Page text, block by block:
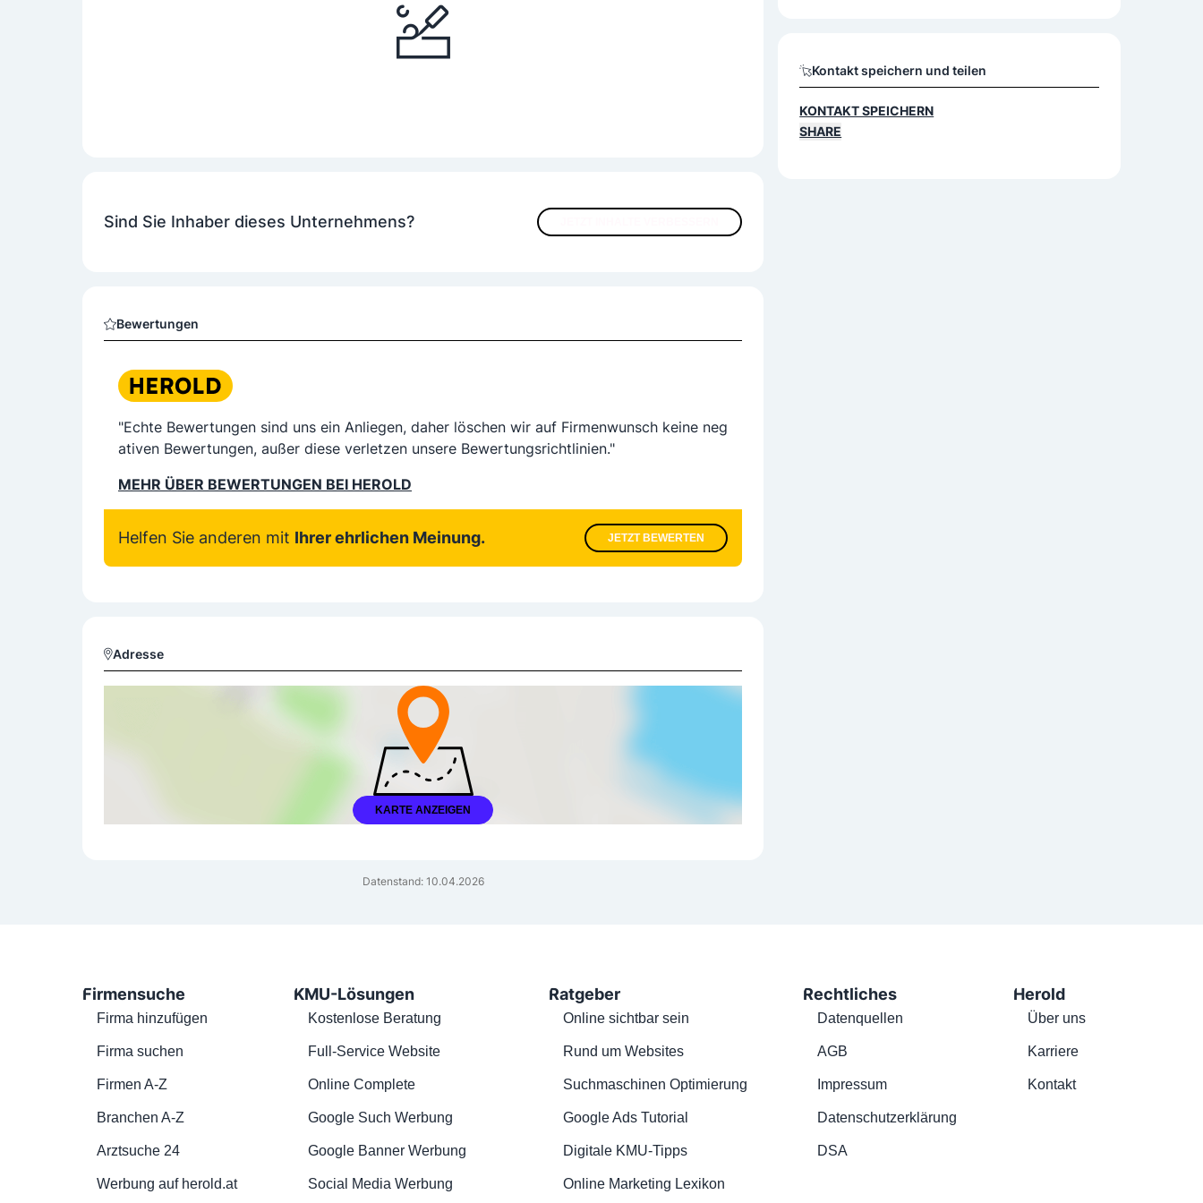
Sind Sie Inhaber dieses Unternehmens?
Bewertungen
"Echte Bewertungen sind uns ein Anliegen, daher löschen wir auf Firmenwunsch keine neg
ativen Bewertungen, außer diese verletzen unsere Bewertungsrichtlinien."
MEHR ÜBER BEWERTUNGEN BEI HEROLD
Helfen Sie anderen mit Ihrer ehrlichen Meinung. JETZT BEWERTEN
Adresse
KARTE ANZEIGEN
Datenstand: 10.04.2026
Kontakt speichern und teilen
KONTAKT SPEICHERN
SHARE
Firmensuche
Firma hinzufügen
Firma suchen
Firmen A-Z
Branchen A-Z
Arztsuche 24
Werbung auf herold.at
KMU-Lösungen
Kostenlose Beratung
Full-Service Website
Online Complete
Google Such Werbung
Google Banner Werbung
Social Media Werbung
Ratgeber
Online sichtbar sein
Rund um Websites
Suchmaschinen Optimierung
Google Ads Tutorial
Digitale KMU-Tipps
Online Marketing Lexikon
Rechtliches
Datenquellen
AGB
Impressum
Datenschutzerklärung
DSA
Herold
Über uns
Karriere
Kontakt